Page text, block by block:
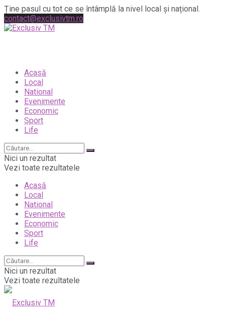
Ține pasul cu tot ce se întâmplă la nivel local și național.
contact@exclusivtm.ro
Acasă
Local
National
Evenimente
Economic
Sport
Life
Nici un rezultat
Vezi toate rezultatele
Acasă
Local
National
Evenimente
Economic
Sport
Life
Nici un rezultat
Vezi toate rezultatele